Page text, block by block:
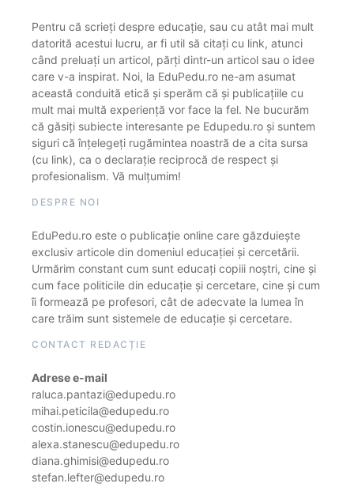
Pentru că scrieți despre educație, sau cu atât mai mult
datorită acestui lucru, ar fi util să citați cu link, atunci
când preluați un articol, părți dintr-un articol sau o idee
care v-a inspirat. Noi, la EduPedu.ro ne-am asumat
această conduită etică și sperăm că și publicațiile cu
mult mai multă experiență vor face la fel. Ne bucurăm
că găsiți subiecte interesante pe Edupedu.ro și suntem
siguri că înțelegeți rugămintea noastră de a cita sursa
(cu link), ca o declarație reciprocă de respect și
profesionalism. Vă mulțumim!
DESPRE NOI
EduPedu.ro este o publicație online care găzduiește
exclusiv articole din domeniul educației și cercetării.
Urmărim constant cum sunt educați copiii noștri, cine și
cum face politicile din educație și cercetare, cine și cum
îi formează pe profesori, cât de adecvate la lumea în
care trăim sunt sistemele de educație și cercetare.
CONTACT REDACȚIE
Adrese e-mail
raluca.pantazi@edupedu.ro
mihai.peticila@edupedu.ro
costin.ionescu@edupedu.ro
alexa.stanescu@edupedu.ro
diana.ghimisi@edupedu.ro
stefan.lefter@edupedu.ro